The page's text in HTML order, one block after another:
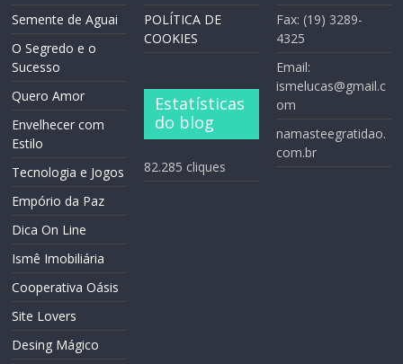
Semente de Aguai
O Segredo e o
Sucesso
Quero Amor
Envelhecer com
Estilo
Tecnologia e Jogos
Empório da Paz
Dica On Line
Ismê Imobiliária
Cooperativa Oásis
Site Lovers
Desing Mágico
POLÍTICA DE
COOKIES
Estatísticas
do blog
82.285 cliques
Fax: (19) 3289-
4325
Email:
ismelucas@gmail.c
om
namasteegratidao.
com.br